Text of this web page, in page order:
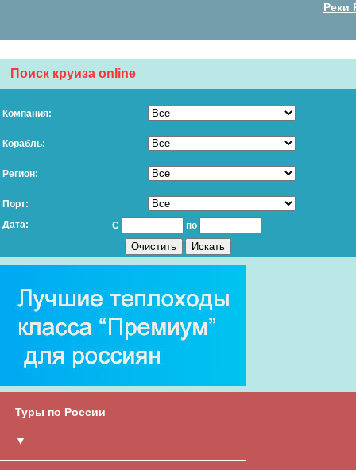
Реки
Поиск круиза online
Компания:
Корабль:
Регион:
Порт:
Дата:
С по
Туры по России
▼